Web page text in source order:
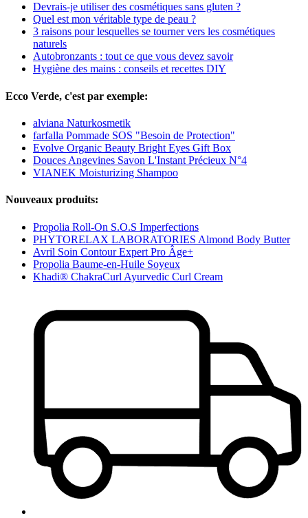
Devrais-je utiliser des cosmétiques sans gluten ?
Quel est mon véritable type de peau ?
3 raisons pour lesquelles se tourner vers les cosmétiques
naturels
Autobronzants : tout ce que vous devez savoir
Hygiène des mains : conseils et recettes DIY
Ecco Verde, c'est par exemple:
alviana Naturkosmetik
farfalla Pommade SOS "Besoin de Protection"
Evolve Organic Beauty Bright Eyes Gift Box
Douces Angevines Savon L'Instant Précieux N°4
VIANEK Moisturizing Shampoo
Nouveaux produits:
Propolia Roll-On S.O.S Imperfections
PHYTORELAX LABORATORIES Almond Body Butter
Avril Soin Contour Expert Pro Âge+
Propolia Baume-en-Huile Soyeux
Khadi® ChakraCurl Ayurvedic Curl Cream